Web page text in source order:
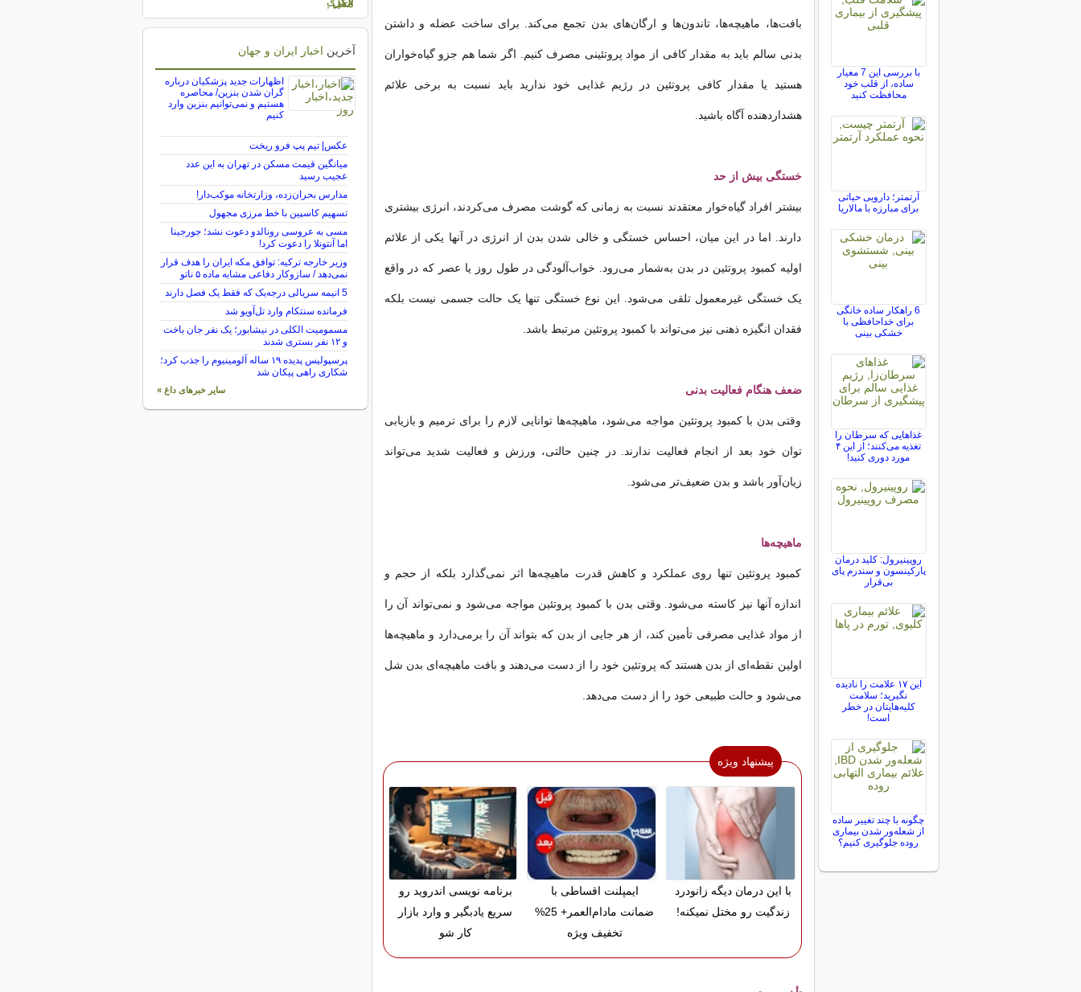
بافت‌ها، ماهیچه‌ها، تاندون‌ها و ارگان‌های بدن تجمع می‌‌کند. برای ساخت عضله و داشتن
بدنی سالم باید به مقدار کافی از مواد پروتئینی مصرف کنیم. اگر شما هم جزو گیاه‌خواران
هستید یا مقدار کافی پروتئین در رژیم غذایی خود ندارید باید نسبت به برخی علائم
هشداردهنده آگاه باشید.
خستگی بیش از حد
بیشتر افراد گیاه‌خوار معتقدند نسبت به زمانی که گوشت مصرف می‌کردند، انرژی بیشتری
دارند. اما در این میان، احساس خستگی و خالی شدن بدن از انرژی در آنها یکی از علائم
اولیه کمبود پروتئین در بدن به‌شمار می‌رود. خواب‌آلودگی در طول روز یا عصر که در واقع
یک خستگی غیرمعمول تلقی می‌شود. این نوع خستگی تنها یک حالت جسمی نیست بلکه
فقدان انگیزه ذهنی نیز می‌تواند با کمبود پروتئین مرتبط باشد.
ضعف هنگام فعالیت بدنی
وقتی بدن با کمبود پروتئین مواجه می‌شود، ماهیچه‌ها توانایی لازم را برای ترمیم و بازیابی
توان خود بعد از انجام فعالیت ندارند. در چنین حالتی، ورزش و فعالیت شدید می‌تواند
زیان‌آور باشد و بدن ضعیف‌تر می‌شود.
ماهیچه‌ها
کمبود پروتئین تنها روی عملکرد و کاهش قدرت ماهیچه‌ها اثر نمی‌گذارد بلکه از حجم و
اندازه آنها نیز کاسته می‌شود. وقتی بدن با کمبود پروتئین مواجه می‌شود و نمی‌تواند آن را
از مواد غذایی مصرفی تأمین کند، از هر جایی از بدن که بتواند آن را برمی‌دارد و ماهیچه‌ها
اولین نقطه‌ای از بدن هستند که پروتئین خود را از دست می‌دهند و بافت ماهیچه‌ای بدن شل
می‌شود و حالت طبیعی خود را از دست می‌دهد.
پیشنهاد ویژه
با این درمان دیگه زانودرد
زندگیت رو مختل نمیکنه!
ایمپلنت اقساطی با
ضمانت مادام‌العمر+ 25%
تخفیف ویژه
برنامه نویسی اندروید رو
سریع یادبگیر و وارد بازار
کار شو
با بررسی این 7 معیار
ساده، از قلب خود
محافظت کنید
آرتمتر؛ دارویی حیاتی
برای مبارزه با مالاریا
6 راهکار ساده خانگی
برای خداحافظی با
خشکی بینی
غذاهایی که سرطان را
تغذیه می‌کنند؛ از این ۴
مورد دوری کنید!
روپینیرول: کلید درمان
پارکینسون و سندرم پای
بی‌قرار
این ۱۷ علامت را نادیده
نگیرید؛ سلامت
کلیه‌هایتان در خطر
است!
چگونه با چند تغییر ساده
از شعله‌ور شدن بیماری
روده جلوگیری کنیم؟
آخرین اخبار ایران و جهان
اظهارات جدید پزشکیان درباره
گران شدن بنزین/ محاصره
هستیم و نمی‌توانیم بنزین وارد
کنیم
عکس| تیم پپ فرو ریخت
میانگین قیمت مسکن در تهران به این عدد
عجیب رسید
مدارس بحران‌زده، وزارتخانه موکب‌دار!
تسهیم کاسپین با خط مرزی مجهول
مسی به عروسی رونالدو دعوت نشد؛ جورجینا
اما آنتونلا را دعوت کرد!
وزیر خارجه ترکیه: توافق مکه ایران را هدف قرار
نمی‌دهد / سازوکار دفاعی مشابه ماده ۵ ناتو
5 انیمه سریالی درجه‌یک که فقط یک فصل دارند
فرمانده سنتکام وارد تل‌آویو شد
مسمومیت الکلی در نیشابور؛ یک نفر جان باخت
و ۱۲ نفر بستری شدند
پرسپولیس پدیده ۱۹ ساله آلومینیوم را جذب کرد؛
شکاری راهی پیکان شد
سایر خبرهای داغ »